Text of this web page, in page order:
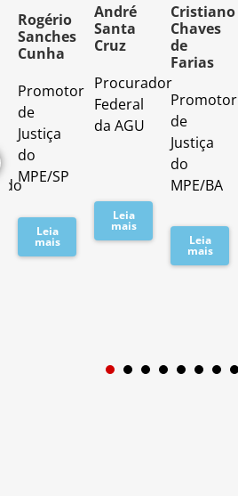
Rogério
Sanches
Cunha
Promotor
de
Justiça
do
MPE/SP
Leia
mais
André
Santa
Cruz
Procurador
Federal
da AGU
Leia
mais
Cristiano
Chaves
de
Farias
Promotor
de
Justiça
do
MPE/BA
Leia
mais